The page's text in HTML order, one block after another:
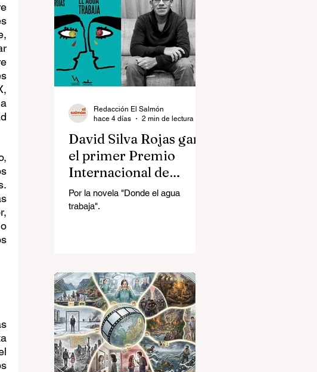
David Silva Rojas ganó
el primer Premio
Internacional de
Novela Breve Almadía
Ventosa-Arrufat
Por la novela "Donde el agua
trabaja".
Redacción El Salmón
hace 4 días
2 min de lectura